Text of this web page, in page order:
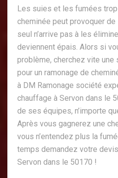
Les suies et les fumées
cheminée peut provoquer de
seul n’arrive pas à les
deviennent épais. Alors si
problème, cherchez vite une
pour un ramonage de
à DM Ramonage société
chauffage à Servon dans le
de ses équipes, n’importe
Après vous gagnerez une
vous n’entendez plus la
temps demandez votre
Servon dans le 50170 !